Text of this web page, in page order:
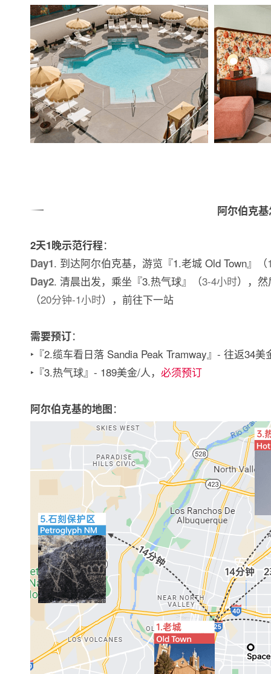
阿尔伯克
2天1晚示范行程：
Day1. 到达阿尔伯克基，游览『1.老城 Old Town』（
Day2. 清晨出发，乘坐『3.热气球』（3-4小时），
（20分钟-1小时），前往下一站
需要预订：
‣『2.缆车看日落 Sandia Peak Tramway』- 往返34美
‣『3.热气球』- 189美金/人， 必须预订
阿尔伯克基的地图：